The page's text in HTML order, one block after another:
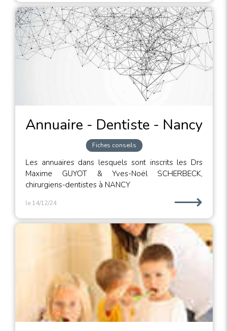
Annuaire - Dentiste - Nancy
Fiches conseils
Les annuaires dans lesquels sont inscrits les Drs
Maxime GUYOT & Yves-Noël SCHERBECK,
chirurgiens-dentistes à NANCY
le 14/12/24 ⟶